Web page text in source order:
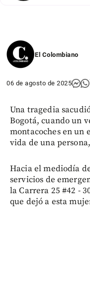
El Colombiano
06 de agosto de 2025
Una tragedia
Bogotá, cuando un
montacoches en
vida de una
Hacia el mediodía
servicios de
la Carrera 25 #42 -
que dejó a esta